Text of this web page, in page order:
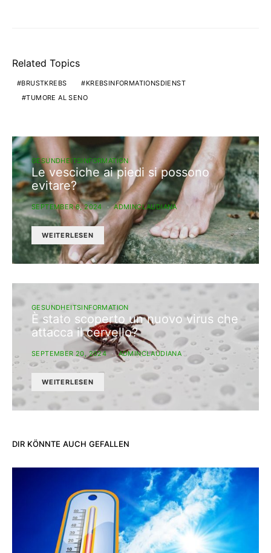
Related Topics
BRUSTKREBS
KREBSINFORMATIONSDIENST
TUMORE AL SENO
GESUNDHEITSINFORMATION
Le vesciche ai piedi si possono
evitare?
SEPTEMBER 6, 2024 ADMINCLAUDIANA
WEITERLESEN
GESUNDHEITSINFORMATION
È stato scoperto un nuovo virus che
attacca il cervello?
SEPTEMBER 20, 2024 ADMINCLAUDIANA
WEITERLESEN
DIR KÖNNTE AUCH GEFALLEN